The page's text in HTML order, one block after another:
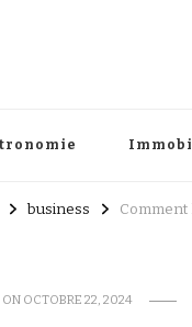
business
ON OCTOBRE 22, 2024